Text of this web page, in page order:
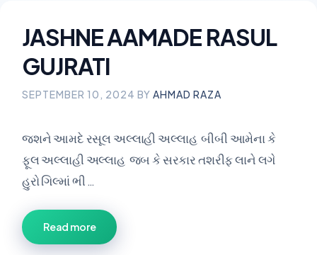
JASHNE AAMADE RASUL
GUJRATI
SEPTEMBER 10, 2024 BY AHMAD RAZA
જશને આમદે રસૂલ અલ્લાહી અલ્લાહ બીબી આમેના કે
ફૂલ અલ્લાહી અલ્લાહ જબ કે સરકાર તશરીફ લાને લગે
હુરો ગિલ્માં ભી …
Read more